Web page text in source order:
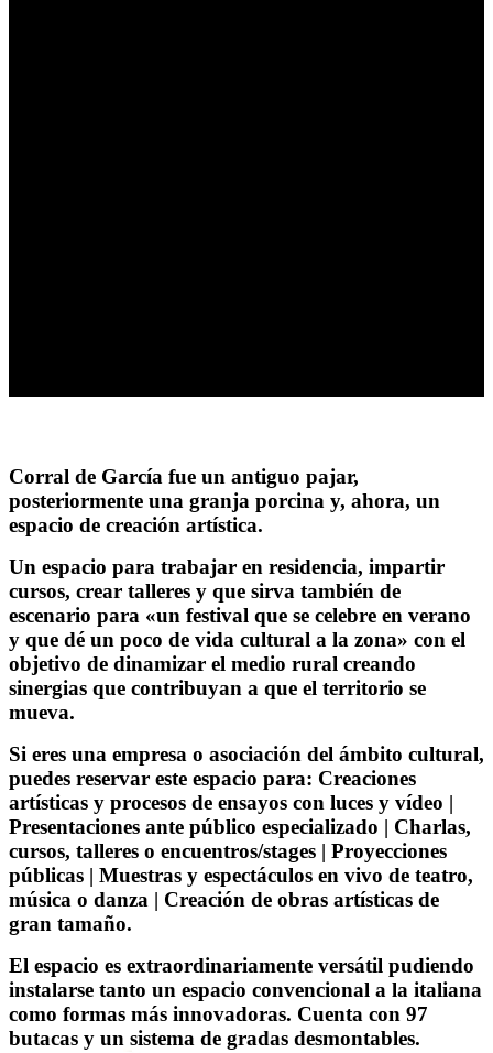
Corral de García fue un antiguo pajar,
posteriormente una granja porcina y, ahora, un
espacio de creación artística.
Un espacio para trabajar en residencia, impartir
cursos, crear talleres y que sirva también de
escenario para «un festival que se celebre en verano
y que dé un poco de vida cultural a la zona» con el
objetivo de dinamizar el medio rural creando
sinergias que contribuyan a que el territorio se
mueva.
Si eres una empresa o asociación del ámbito cultural,
puedes reservar este espacio para: Creaciones
artísticas y procesos de ensayos con luces y vídeo |
Presentaciones ante público especializado | Charlas,
cursos, talleres o encuentros/stages | Proyecciones
públicas | Muestras y espectáculos en vivo de teatro,
música o danza | Creación de obras artísticas de
gran tamaño.
El espacio es extraordinariamente versátil pudiendo
instalarse tanto un espacio convencional a la italiana
como formas más innovadoras. Cuenta con 97
butacas y un sistema de gradas desmontables.